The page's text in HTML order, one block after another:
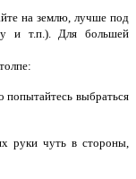
на землю, лучше под
и т.п.). Для большей
попытайтесь выбраться
руки чуть в стороны,